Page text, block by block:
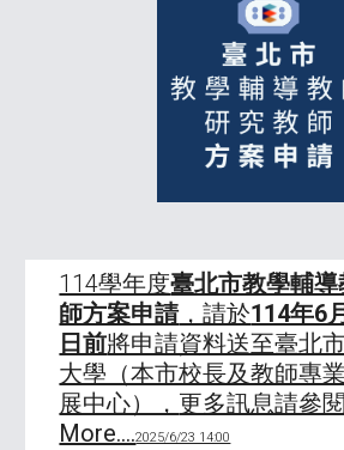
114學年度臺北市教學輔導
師方案申請，請於114年6
日前將申請資料送至臺北
大學（本市校長及教師專
展中心）， 更多訊息請參閱
More....2025/6/23 14:00